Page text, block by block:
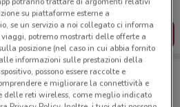
SCARICA L’APP
a Ciampino
su piattaforme esterne a
se un servizio a noi collegato ci informa
potremo mostrarti delle offerte a
posizione (nel caso in cui abbia fornito
informazioni sulle prestazioni della
possono essere raccolte e
e migliorare la connettività e
delle reti wireless, come meglio indicato